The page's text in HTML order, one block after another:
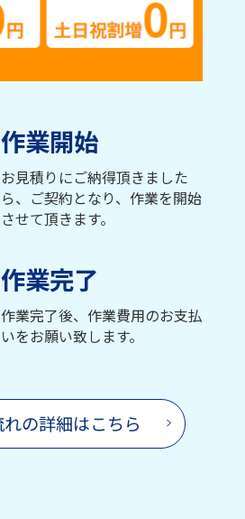
作業開始
お見積りにご納得頂きました
ら、ご契約となり、作業を開始
させて頂きます。
作業完了
作業完了後、作業費用のお支払
いをお願い致します。
の詳細はこちら